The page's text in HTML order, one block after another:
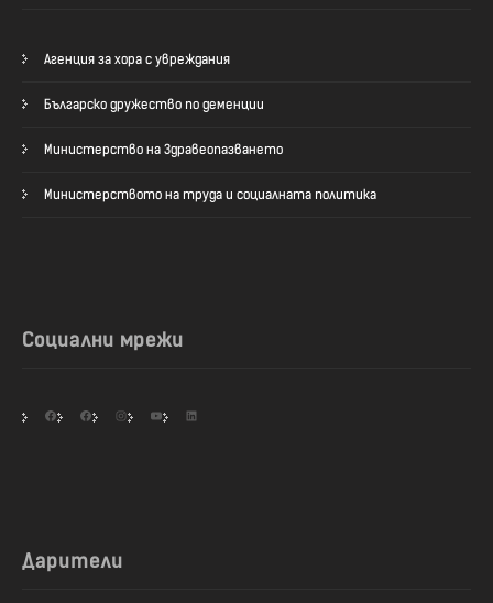
Агенция за хора с увреждания
Българско дружество по деменции
Министерство на Здравеопазването
Министерството на труда и социалната политика
Социални мрежи
FacebookFacebookInstagramYouTube
Дарители